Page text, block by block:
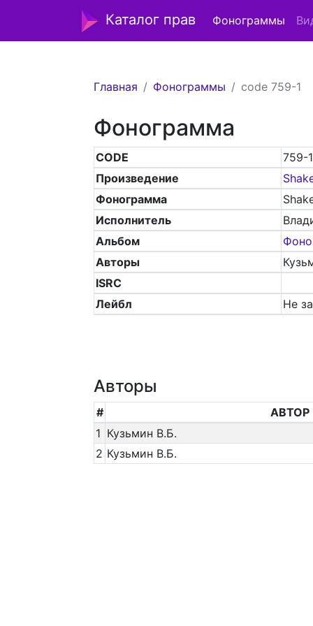
Каталог прав Фонограммы
Главная Фонограммы code 759-1
Фонограмма
CODE
759-1
Произведение
Фонограмма
Исполнитель
Альбом
Авторы
ISRC
Лейбл
Не
Авторы
#
АВТОР
1 Кузьмин В.Б.
2 Кузьмин В.Б.